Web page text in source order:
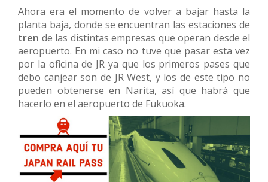
Ahora era el momento de volver a bajar hasta la
planta baja, donde se encuentran las estaciones de
tren de las distintas empresas que operan desde el
aeropuerto. En mi caso no tuve que pasar esta vez
por la oficina de JR ya que los primeros pases que
debo canjear son de JR West, y los de este tipo no
pueden obtenerse en Narita, así que habrá que
hacerlo en el aeropuerto de Fukuoka.